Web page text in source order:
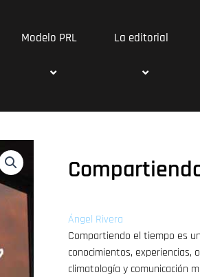
Modelo PRL La editorial
Ángel Rivera
Compartiendo el tiempo es
conocimientos,
climatología y comunicación